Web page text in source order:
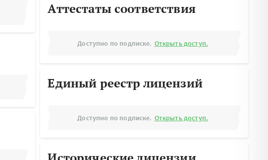
Аттестаты соответствия
Доступно по подписке. Открыть доступ.
Единый реестр лицензий
Доступно по подписке. Открыть доступ.